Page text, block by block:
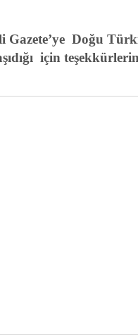
Gazete’ye Doğu
için